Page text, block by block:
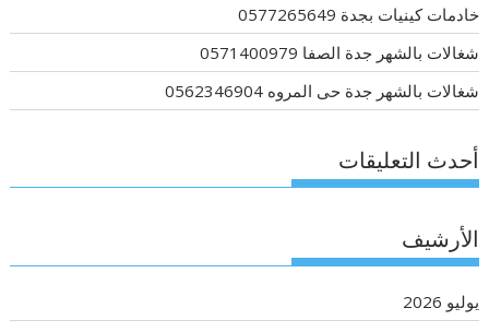
خادمات كينيات بجدة 0577265649
شغالات بالشهر جدة الصفا 0571400979
شغالات بالشهر جدة حى المروه 0562346904
أحدث التعليقات
الأرشيف
يوليو 2026